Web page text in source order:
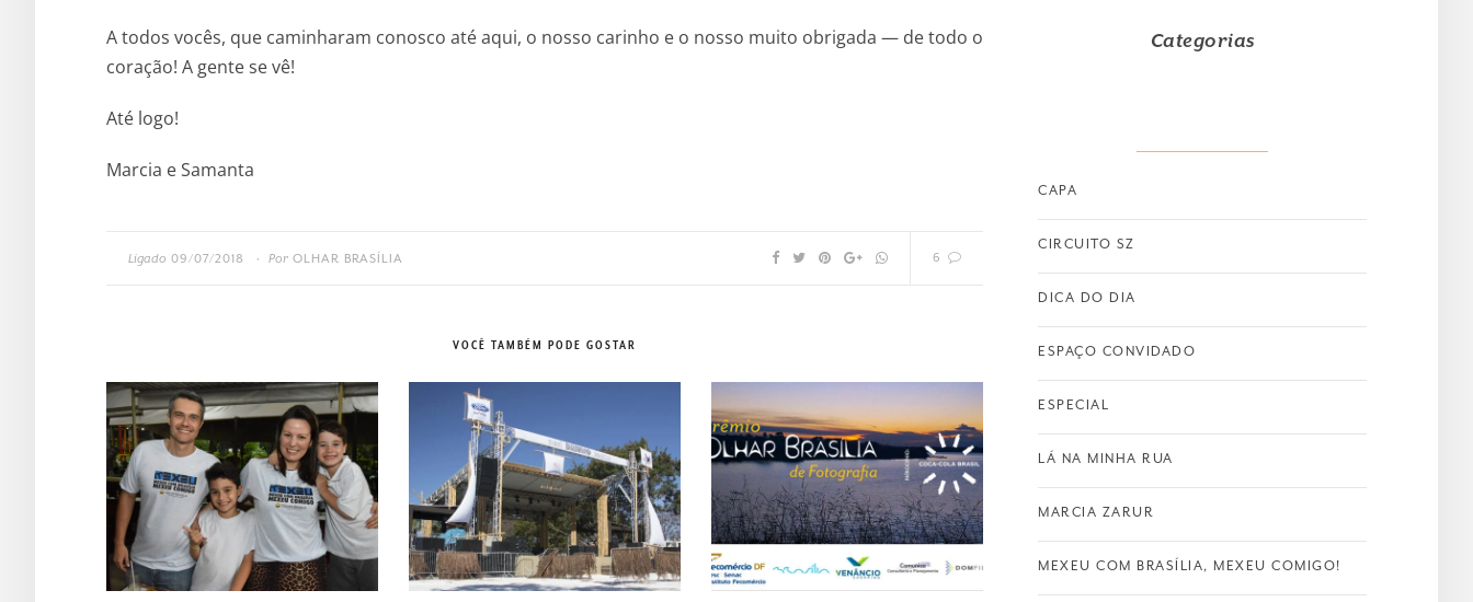
A todos vocês, que caminharam conosco até aqui, o nosso carinho e o nosso muito obrigada — de todo o
coração! A gente se vê!
Até logo!
Marcia e Samanta
Ligado 09/07/2018 • Por OLHAR BRASÍLIA 6
VOCÊ TAMBÉM PODE GOSTAR
Categorias
CAPA
CIRCUITO SZ
DICA DO DIA
ESPAÇO CONVIDADO
ESPECIAL
LÁ NA MINHA RUA
MARCIA ZARUR
MEXEU COM BRASÍLIA, MEXEU COMIGO!